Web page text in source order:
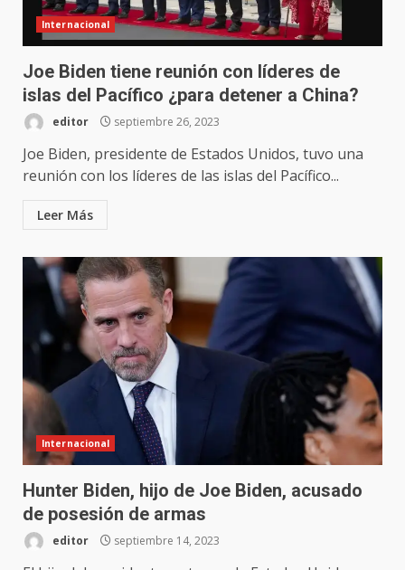
Internacional
Joe Biden tiene reunión con líderes de
islas del Pacífico ¿para detener a China?
editor septiembre 26, 2023
Joe Biden, presidente de Estados Unidos, tuvo una
reunión con los líderes de las islas del Pacífico...
Leer Más
Internacional
Hunter Biden, hijo de Joe Biden, acusado
de posesión de armas
editor septiembre 14, 2023